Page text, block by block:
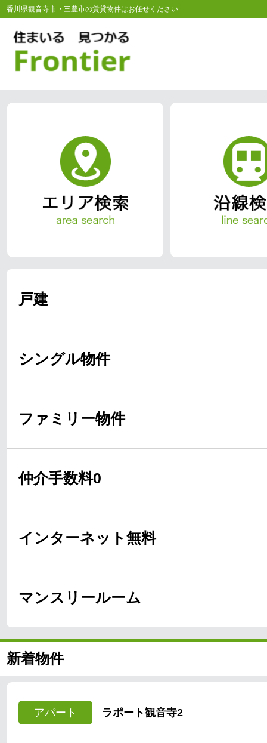
香川県観音寺市・三豊市の賃貸物件はお任せください
戸建
シングル物件
ファミリー物件
仲介手数料0
インターネット無料
マンスリールーム
新着物件
アパート ラポート観音寺2